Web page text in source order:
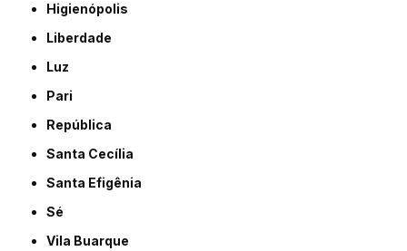
Higienópolis
Liberdade
Luz
Pari
República
Santa Cecília
Santa Efigênia
Sé
Vila Buarque